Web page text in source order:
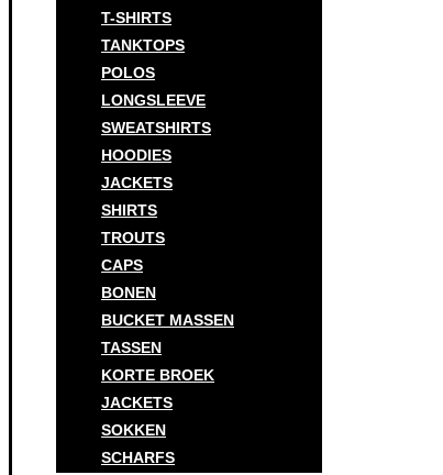
T-SHIRTS
TANKTOPS
POLOS
LONGSLEEVE
SWEATSHIRTS
HOODIES
JACKETS
SHIRTS
TROUTS
CAPS
BONEN
BUCKET MASSEN
TASSEN
KORTE BROEK
JACKETS
SOKKEN
SCHARFS